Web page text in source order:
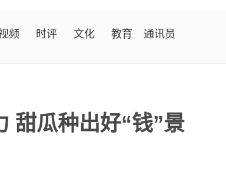
频 时评 文化 教育 通讯员
甜瓜种出好“钱”景